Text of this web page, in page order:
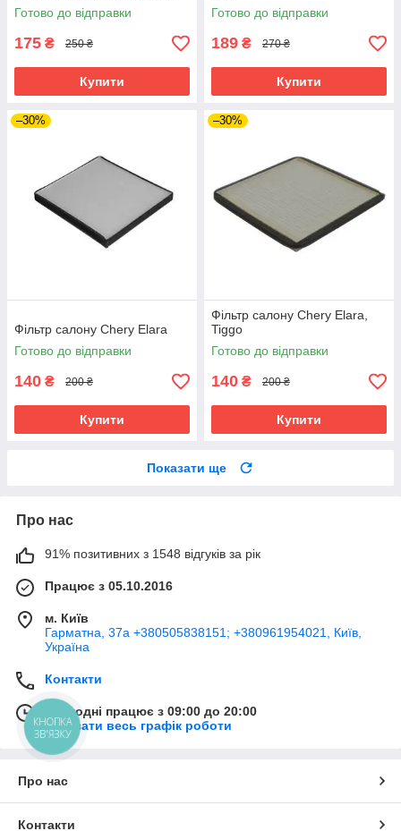
Готово до відправки
175 ₴ 250 ₴
Купити
Готово до відправки
189 ₴ 270 ₴
Купити
–30%
Фільтр салону Chery Elara
Готово до відправки
140 ₴ 200 ₴
Купити
–30%
Фільтр салону Chery Elara,
Tiggo
Готово до відправки
140 ₴ 200 ₴
Купити
Показати ще
Про нас
91% позитивних з 1548 відгуків за рік
Працює з 05.10.2016
м. Київ
Гарматна, 37а +380505838151; +380961954021, Київ,
Україна
Контакти
Сьогодні працює з 09:00 до 20:00
Показати весь графік роботи
Про нас
Контакти
КНОПКА
ЗВ'ЯЗКУ